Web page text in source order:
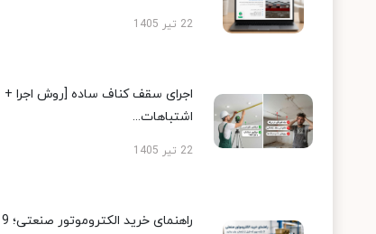
22 تیر 1405
اجرای سقف کناف ساده [روش اجرا +
اشتباهات...
22 تیر 1405
راهنمای خرید الکتروموتور صنعتی؛ 9